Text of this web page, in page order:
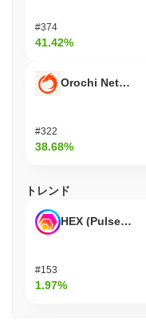
ています。2023年9月
ち上げを発表し、その
ジタルアイデンティテ
のためのプラットフォ
ーシップや統合があり
ァイルやLUKSOトー
コミュニティ投票が分
を反映しています。こ
を支持し、さまざまな
います。
#374
41.42%
Orochi Network
#322
38.68%
トレンド
HEX
#153
1.97%